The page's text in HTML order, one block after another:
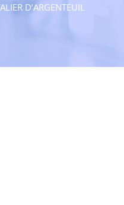
D’ARGENTEUIL